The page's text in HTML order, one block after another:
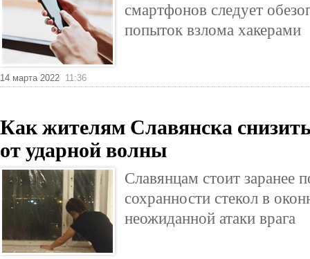
смартфонов следует
попыток взлома хакерами
14 марта 2022 11:36
Как жителям Славянска
от ударной волны
Славянцам стоит заранее
сохранности стекол в
неожиданной атаки врага